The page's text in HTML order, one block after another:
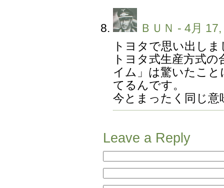
ＢＵＮ - 4月
トヨタで思い出し
トヨタ式生産方式
イム」は驚いたこと
てるんです。
今とまったく同じ意
Leave a Reply